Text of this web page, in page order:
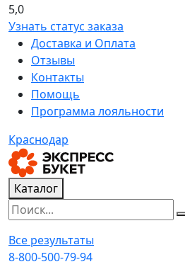
5,0
Узнать статус заказа
Доставка и Оплата
Отзывы
Контакты
Помощь
Программа лояльности
Краснодар
Каталог
Все результаты
8-800-500-79-94